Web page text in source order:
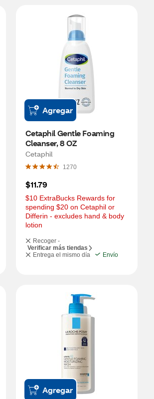
Agregar
Cetaphil Gentle Foaming
Cleanser, 8 OZ
Cetaphil
1270
$11.79
$10 ExtraBucks Rewards for
spending $20 on Cetaphil or
Differin - excludes hand & body
lotion
Recoger -
Verificar más tiendas
Entrega el mismo día
Envío
Agregar